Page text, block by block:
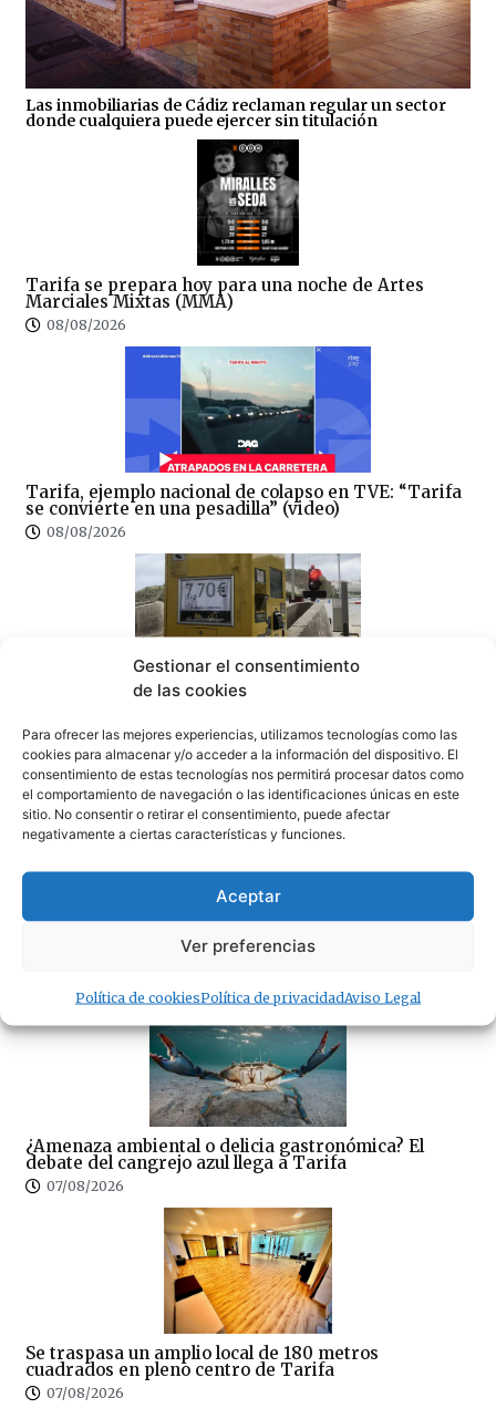
Gestionar el consentimiento
de las cookies
Para ofrecer las mejores experiencias, utilizamos tecnologías como las
cookies para almacenar y/o acceder a la información del dispositivo. El
consentimiento de estas tecnologías nos permitirá procesar datos como
el comportamiento de navegación o las identificaciones únicas en este
sitio. No consentir o retirar el consentimiento, puede afectar
negativamente a ciertas características y funciones.
Aceptar
Ver preferencias
Política de cookiesPolítica de privacidadAviso Legal
Las inmobiliarias de Cádiz reclaman regular un sector
donde cualquiera puede ejercer sin titulación
Tarifa se prepara hoy para una noche de Artes
Marciales Mixtas (MMA)
08/08/2026
Tarifa, ejemplo nacional de colapso en TVE: “Tarifa
se convierte en una pesadilla” (video)
08/08/2026
100×100 Unidos reclama la eliminación del peaje de
Gibraltar
07/08/2026
Sin correos, sin Registro Civil y sin expedientes:
CSIF denuncia el colapso del Juzgado de Paz de
¿Amenaza ambiental o delicia gastronómica? El
debate del cangrejo azul llega a Tarifa
07/08/2026
Se traspasa un amplio local de 180 metros
cuadrados en pleno centro de Tarifa
07/08/2026